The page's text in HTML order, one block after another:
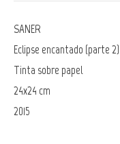
SANER
Eclipse encantado (parte 2)
Tinta sobre papel
24x24 cm
2015